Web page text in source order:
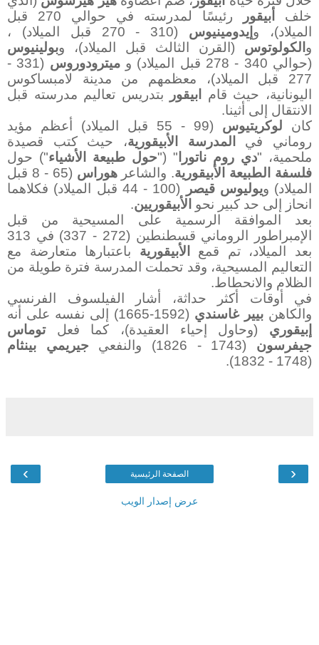
خلف
أبيقور
رئيسًا لمدرسته في حوالي 270 قبل
الميلاد)، و إيدومينيوس
(310 - 270 قبل الميلاد) ،
و الكولوتوس (القرن الثالث قبل الميلاد)، وبولينيوس
(حوالي 340 - 278 قبل الميلاد) و
ميترودوروس
(331 -
277 قبل الميلاد)، معظمهم من مدينة لامبساكوس
اليونانية، حيث قام
ابيقور
بتدريس تعاليم مدرسته قبل
الانتقال إلى أثينا.
كان لوكريتيوس
(99 - 55 قبل الميلاد) أعظم مؤيد
روماني في
المدرسة الأبيقورية، حيث كتب قصيدة
ملحمية، "دي روم ناتورا " ("حول طبيعة الأشياء") حول
فلسفة الطبيعة الأبيقورية. والشاعرهوراس
(65 ​​- 8 قبل
الميلاد) ويوليوس قيصر
(100 - 44 قبل الميلاد) فكلاهما
انحاز إلى حد كبير نحو الأبيقوريين.
بعد الموافقة الرسمية على المسيحية من قبل
الإمبراطور الروماني قسطنطين (272 - 337) في 313
بعد الميلاد، تم قمع
الأبيقورية باعتبارها متعارضة مع
التعاليم المسيحية، وقد تحملت المدرسة فترة طويلة من
الظلام والانحطاط.
في أوقات أكثر حداثة، أشار الفيلسوف الفرنسي
والكاهن بيير غاسندي (1592-1665) إلى نفسه على أنه
إبيقوري (وحاول إحياء العقيدة)، كما فعلتوماس
جيفرسون (1743 - 1826) والنفعي
جيريمي بينثام
(1748 - 1832).
‹
› الصفحة الرئيسية
عرض إصدار الويب